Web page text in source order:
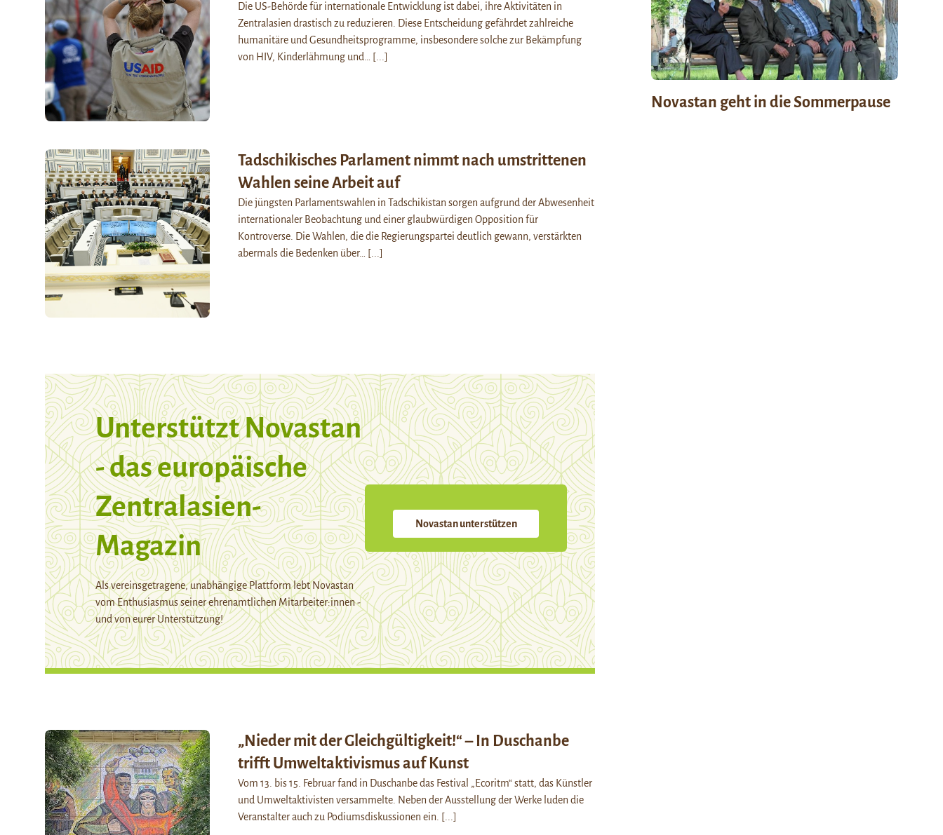
Die US-Behörde für internationale Entwicklung ist dabei, ihre Aktivitäten in
Zentralasien drastisch zu reduzieren. Diese Entscheidung gefährdet zahlreiche
humanitäre und Gesundheitsprogramme, insbesondere solche zur Bekämpfung
von HIV, Kinderlähmung und…
[...]
Tadschikisches Parlament nimmt nach umstrittenen
Wahlen seine Arbeit auf
Die jüngsten Parlamentswahlen in Tadschikistan sorgen aufgrund der Abwesenheit
internationaler Beobachtung und einer glaubwürdigen Opposition für
Kontroverse. Die Wahlen, die die Regierungspartei deutlich gewann, verstärkten
abermals die Bedenken über…
[...]
Unterstützt Novastan
- das europäische
Zentralasien-
Magazin
Als vereinsgetragene, unabhängige Plattform lebt Novastan
vom Enthusiasmus seiner ehrenamtlichen Mitarbeiter:innen -
und von eurer Unterstützung!
Novastan unterstützen
„Nieder mit der Gleichgültigkeit!“ – In Duschanbe
trifft Umweltaktivismus auf Kunst
Vom 13. bis 15. Februar fand in Duschanbe das Festival „Ecoritm“ statt, das Künstler
und Umweltaktivisten versammelte. Neben der Ausstellung der Werke luden die
Veranstalter auch zu Podiumsdiskussionen ein.
[...]
Novastan geht in die Sommerpause